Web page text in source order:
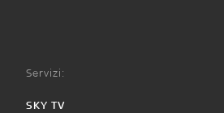
Servizi:
SKY TV